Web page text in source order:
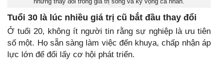
Tuổi 30 là lúc nhiều giá trị cũ bắt đầu thay đổi
Ở tuổi 20, không ít người tin rằng sự nghiệp là ưu tiên
số một. Họ sẵn sàng làm việc đến khuya, chấp nhận áp
lực lớn để đổi lấy cơ hội phát triển.